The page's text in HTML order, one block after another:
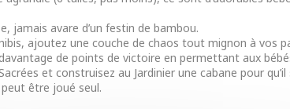
jamais avare d’un festin de bambou.
ajoutez une couche de chaos tout mignon à vos
de points de victoire en permettant aux
et construisez au Jardinier une cabane pour
être joué seul.